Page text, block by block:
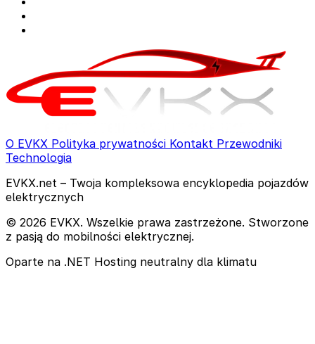
O EVKX Polityka prywatności Kontakt Przewodniki
Technologia
EVKX.net – Twoja kompleksowa encyklopedia pojazdów
elektrycznych
© 2026 EVKX. Wszelkie prawa zastrzeżone. Stworzone
z pasją do mobilności elektrycznej.
Oparte na .NET Hosting neutralny dla klimatu